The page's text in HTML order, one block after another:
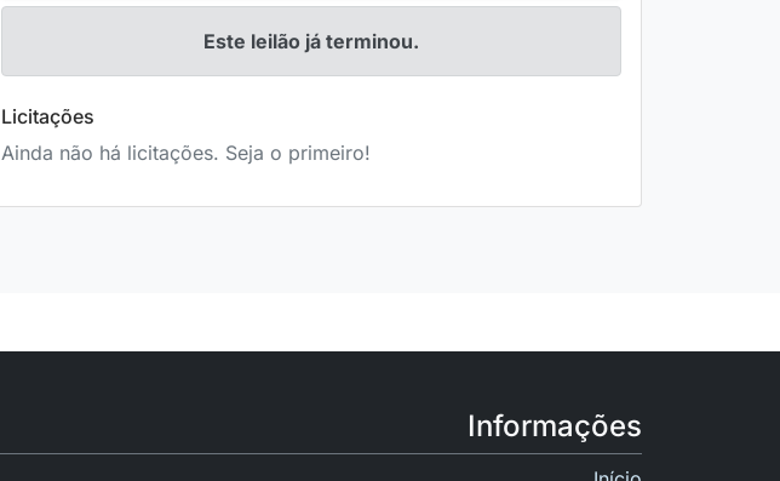
Este leilão já terminou.
Licitações
Ainda não há licitações. Seja o primeiro!
Informações